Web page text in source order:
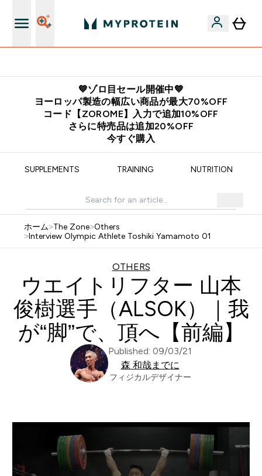
💙ゾロ目セール開催中💙
ヨーロッパ製造の幅広い商品が最大70%OFF
コード【ZOROME】入力で追加10%OFF
さらに特売品は追加20%OFF
今すぐ購入
SUPPLEMENTS TRAINING NUTRITION
ホーム>The Zone>Others
>Interview Olympic Athlete Toshiki Yamamoto 01
OTHERS
ウエイトリフター 山本
俊樹選手（ALSOK）｜我
が“脚”で、頂へ【前編】
Published: 09/03/21
森 和哉までに
フィジカルデザイナー